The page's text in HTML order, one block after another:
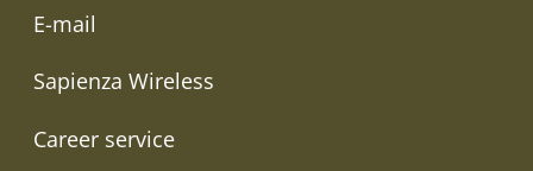
E-mail
Sapienza Wireless
Career service